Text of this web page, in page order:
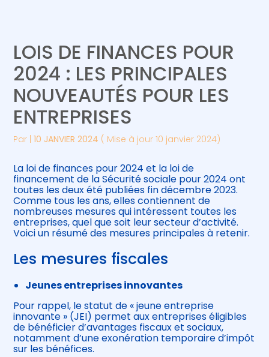
Gérer votre quotidien
Piloter votre entreprise
Développer votre entreprise
Être prêt pour la facturation
électronique
Suivre votre comptabilité
Gérer vos ressources humaines
LOIS DE FINANCES POUR
2024 : LES PRINCIPALES
NOUVEAUTÉS POUR LES
ENTREPRISES
Par |10 JANVIER 2024 ( Mise à jour 10 janvier 2024)
La loi de finances pour 2024 et la loi de
financement de la Sécurité sociale pour 2024 ont
toutes les deux été publiées fin décembre 2023.
Comme tous les ans, elles contiennent de
nombreuses mesures qui intéressent toutes les
entreprises, quel que soit leur secteur d’activité.
Voici un résumé des mesures principales à retenir.
Les mesures fiscales
Jeunes entreprises innovantes
Pour rappel, le statut de « jeune entreprise
innovante » (JEI) permet aux entreprises éligibles
de bénéficier d’avantages fiscaux et sociaux,
notamment d’une exonération temporaire d’impôt
sur les bénéfices.